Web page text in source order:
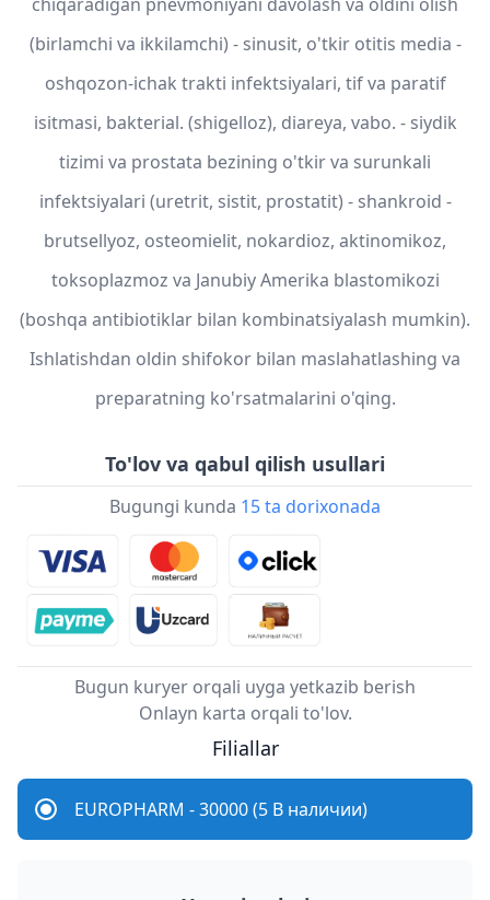
(birlamchi va ikkilamchi) - sinusit, o'tkir otitis media -
oshqozon-ichak trakti infektsiyalari, tif va paratif
isitmasi, bakterial. (shigelloz), diareya, vabo. - siydik
tizimi va prostata bezining o'tkir va surunkali
infektsiyalari (uretrit, sistit, prostatit) - shankroid -
brutsellyoz, osteomielit, nokardioz, aktinomikoz,
toksoplazmoz va Janubiy Amerika blastomikozi
(boshqa antibiotiklar bilan kombinatsiyalash mumkin).
Ishlatishdan oldin shifokor bilan maslahatlashing va
preparatning ko'rsatmalarini o'qing.
To'lov va qabul qilish usullari
Bugungi kunda 15 ta dorixonada
Bugun kuryer orqali uyga yetkazib berish
Onlayn karta orqali to'lov.
Filiallar
EUROPHARM - 30000 (5 В наличии)